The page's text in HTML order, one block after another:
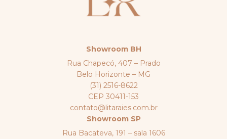
Showroom BH
Rua Chapecó, 407 – Prado
Belo Horizonte – MG
(31) 2516-8622
CEP 30411-153
contato@litaraies.com.br
Showroom SP
Rua Bacateva, 191 – sala 1606